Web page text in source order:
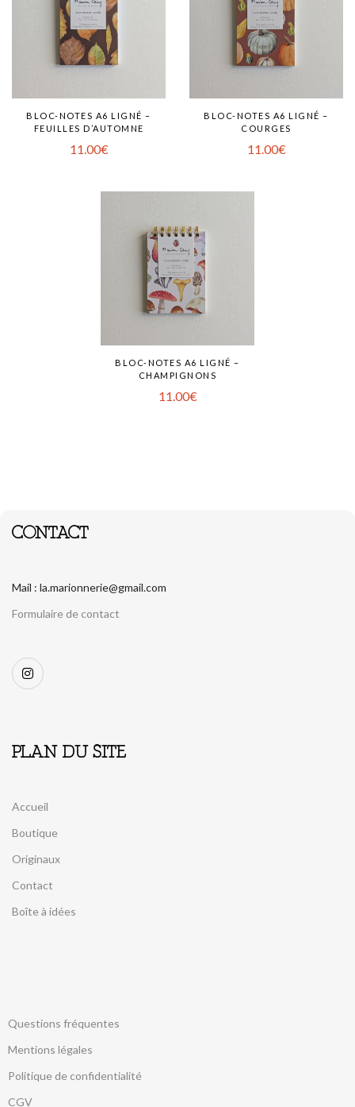
BLOC-NOTES A6 LIGNÉ –
FEUILLES D’AUTOMNE
11.00€
BLOC-NOTES A6 LIGNÉ –
COURGES
11.00€
BLOC-NOTES A6 LIGNÉ –
CHAMPIGNONS
11.00€
CONTACT
Mail : la.marionnerie@gmail.com
Formulaire de contact
PLAN DU SITE
Accueil
Boutique
Originaux
Contact
Boîte à idées
Questions fréquentes
Mentions légales
Politique de confidentialité
CGV